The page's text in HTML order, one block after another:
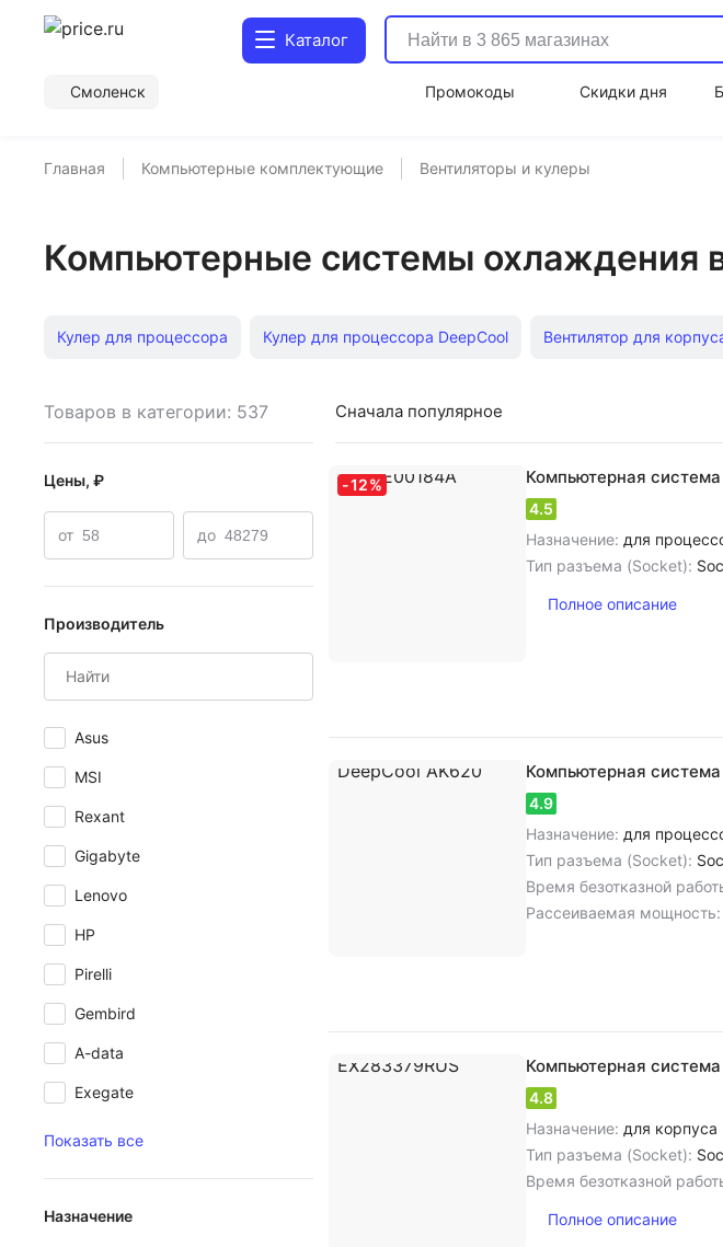
Каталог
Смоленск
Промокоды Скидки дня
Главная Компьютерные комплектующие Вентиляторы и кулеры
Компьютерные системы охлаждения
Кулер для процессора Кулер для процессора DeepCool Вентилятор для
120 мм 4pin Rgb Ak 400 Deepcool Argb 14 см Для компьютеров Jonsbo
45048
Товаров в категории: 537
Цены, ₽
от до
Производитель
Asus
MSI
Rexant
Gigabyte
Lenovo
HP
Pirelli
Gembird
A-data
Exegate
Показать все
Назначение
Сначала популярное
-12% Компьютерная
4.5
Назначение: для
Тип разъема (Socket):
Полное описание
Компьютерная
4.9
Назначение: для
Тип разъема (Socket): Socket
Время безотказной
Рассеиваемая мощность:
Компьютерная
4.8
Назначение: для корпуса
Тип разъема (Socket):
Время безотказной
Полное описание